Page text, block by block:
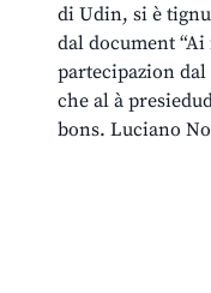
di Udin, si è
dal document
partecipazion
che al à
bons. Luciano